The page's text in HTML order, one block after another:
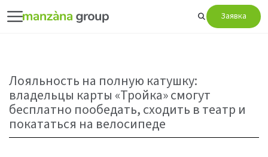
Заявка
Лояльность на полную катушку:
владельцы карты «Тройка» смогут
бесплатно пообедать, сходить в театр и
покататься на велосипеде